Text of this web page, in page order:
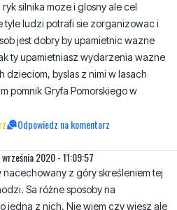
ty upamietniasz wydarzenia wazne
dzieciom, byslas z nimi w lasach
pomnik Gryfa Pomorskiego w
Odpowiedz na komentarz
z góry skreśleniem tej
jedna z nich. Nie wiem czy wiesz ale
IPN o. Gdańsk. Na miejscu będą
Źle?!